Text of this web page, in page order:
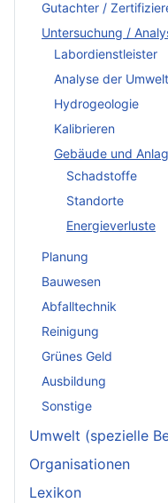
Gutachter /
Untersuchung /
Labordienstleister
Analyse der Umwelt
Hydrogeologie
Kalibrieren
Gebäude und
Schadstoffe
Standorte
Energieverluste
Planung
Bauwesen
Abfalltechnik
Reinigung
Grünes Geld
Ausbildung
Sonstige
Umwelt (spezielle
Organisationen
Lexikon